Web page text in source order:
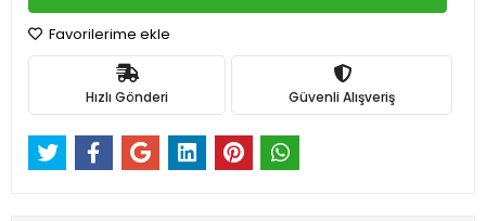
Favorilerime ekle
Hızlı Gönderi Güvenli Alışveriş